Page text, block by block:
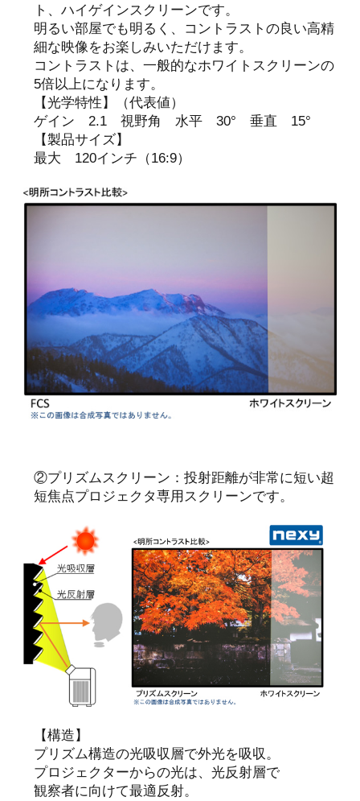
ト、ハイゲインスクリーンです。
明るい部屋でも明るく、コントラストの良い高精
細な映像をお楽しみいただけます。
コントラストは、一般的なホワイトスクリーンの
5倍以上になります。
【光学特性】（代表値）
ゲイン 2.1 視野角 水平 30° 垂直 15°
【製品サイズ】
最大 120インチ（16:9）
②プリズムスクリーン：投射距離が非常に短い超
短焦点プロジェクタ専用スクリーンです。
【構造】
プリズム構造の光吸収層で外光を吸収。
プロジェクターからの光は、光反射層で
観察者に向けて最適反射。